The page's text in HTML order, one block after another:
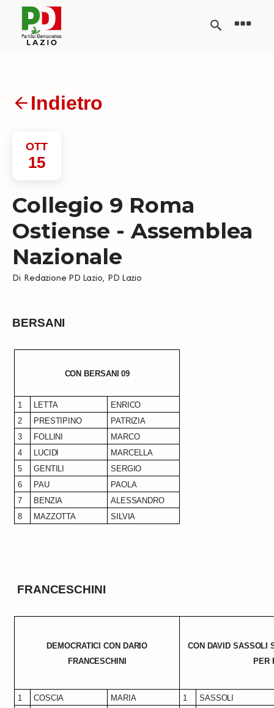
Indietro
OTT
15
Collegio 9 Roma
Ostiense - Assemblea
Nazionale
Di Redazione PD Lazio, PD Lazio
BERSANI
CON BERSANI 09
1 LETTA
ENRICO
2
PRESTIPINO
PATRIZIA
3
FOLLINI
MARCO
4
LUCIDI
MARCELLA
5
GENTILI
SERGIO
6
PAU
PAOLA
7
BENZIA
ALESSANDRO
8
MAZZOTTA SILVIA
FRANCESCHINI
DEMOCRATICI CON DARIO
FRANCESCHINI
CON DAVID SASSOLI
PER
1 COSCIA MARIA 1
SASSOLI